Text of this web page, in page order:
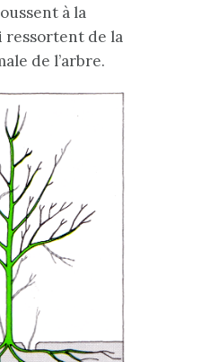
à la
ressortent de la
de l’arbre.